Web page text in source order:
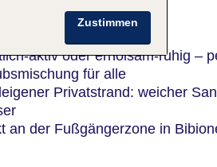
aktiv oder erholsam-ruhig –
für alle
Privatstrand: weicher
an der Fußgängerzone in
Zustimmen